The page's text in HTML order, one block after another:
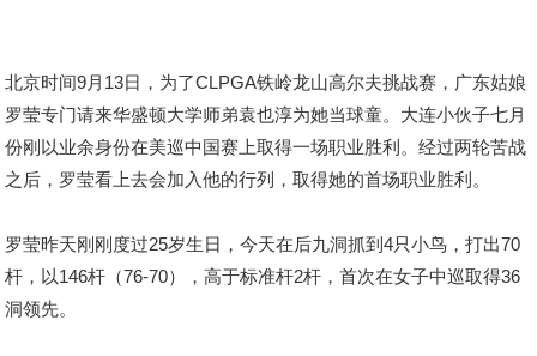
北京时间9月13日，为了CLPGA铁岭龙山高尔夫挑战赛，广东姑娘
罗莹专门请来华盛顿大学师弟袁也淳为她当球童。大连小伙子七月
份刚以业余身份在美巡中国赛上取得一场职业胜利。经过两轮苦战
之后，罗莹看上去会加入他的行列，取得她的首场职业胜利。
罗莹昨天刚刚度过25岁生日，今天在后九洞抓到4只小鸟，打出70
杆，以146杆（76-70），高于标准杆2杆，首次在女子中巡取得36
洞领先。